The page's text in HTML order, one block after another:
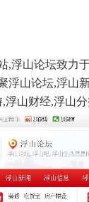
,浮山论坛致力
浮山论坛,浮山
山财经,浮山分